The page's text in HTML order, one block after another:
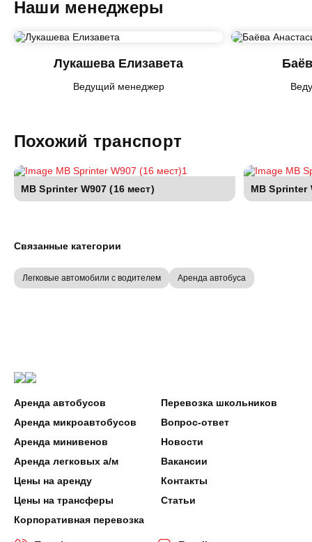
Наши менеджеры
Лукашева Елизавета
Ведущий менеджер
Похожий транспорт
MB Sprinter W907 (16 мест) MB Sprinter
Связанные категории
Легковые автомобили с водителем Аренда автобуса
Аренда автобусов
Аренда микроавтобусов
Аренда минивенов
Аренда легковых а/м
Цены на аренду
Цены на трансферы
Корпоративная перевозка
Перевозка школьников
Вопрос-ответ
Новости
Вакансии
Контакты
Статьи